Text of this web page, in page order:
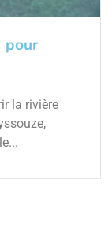
pour
la rivière